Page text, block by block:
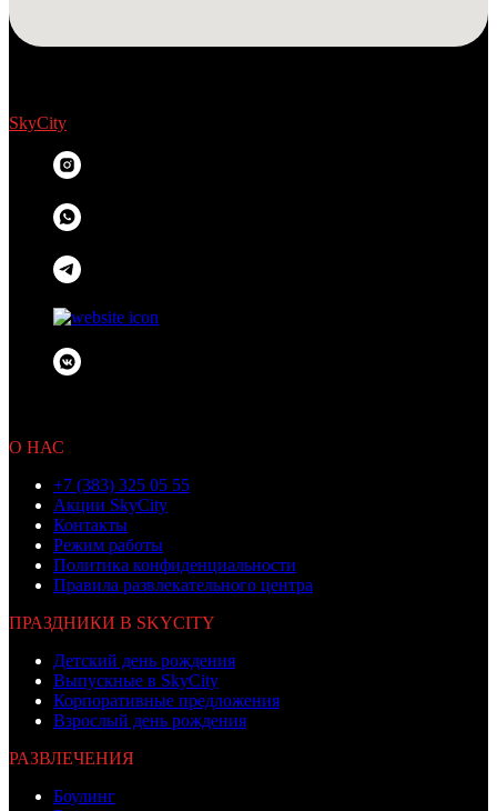
SkyCity
О НАС
+7 (383) 325 05 55
Акции SkyCity
Контакты
Режим работы
Политика конфиденциальности
Правила развлекательного центра
ПРАЗДНИКИ В SKYCITY
Детский день рождения
Выпускные в SkyCity
Корпоративные предложения
Взрослый день рождения
РАЗВЛЕЧЕНИЯ
Боулинг